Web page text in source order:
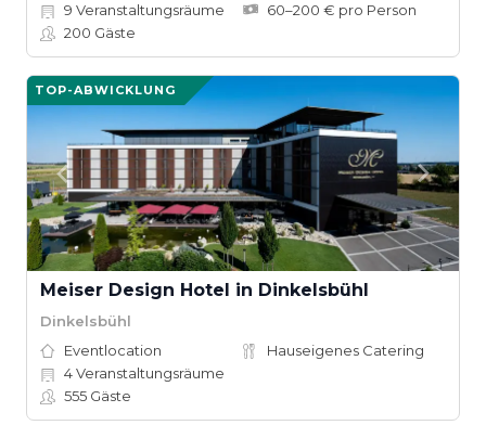
9 Veranstaltungsräume
60–200 € pro Person
200 Gäste
TOP-ABWICKLUNG
Meiser Design Hotel in Dinkelsbühl
Dinkelsbühl
Eventlocation
Hauseigenes Catering
4Veranstaltungsräume
555 Gäste